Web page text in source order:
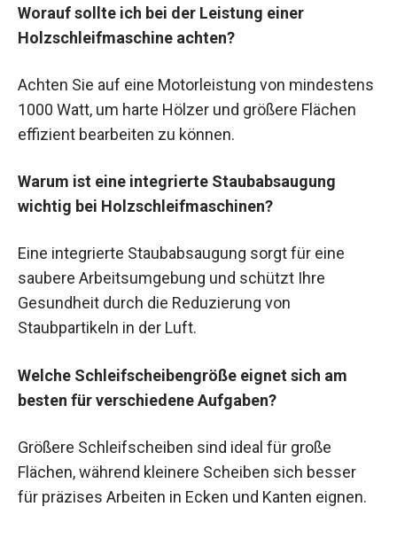
Worauf sollte ich bei der Leistung einer
Holzschleifmaschine achten?
Achten Sie auf eine Motorleistung von mindestens
1000 Watt, um harte Hölzer und größere Flächen
effizient bearbeiten zu können.
Warum ist eine integrierte Staubabsaugung
wichtig bei Holzschleifmaschinen?
Eine integrierte Staubabsaugung sorgt für eine
saubere Arbeitsumgebung und schützt Ihre
Gesundheit durch die Reduzierung von
Staubpartikeln in der Luft.
Welche Schleifscheibengröße eignet sich am
besten für verschiedene Aufgaben?
Größere Schleifscheiben sind ideal für große
Flächen, während kleinere Scheiben sich besser
für präzises Arbeiten in Ecken und Kanten eignen.